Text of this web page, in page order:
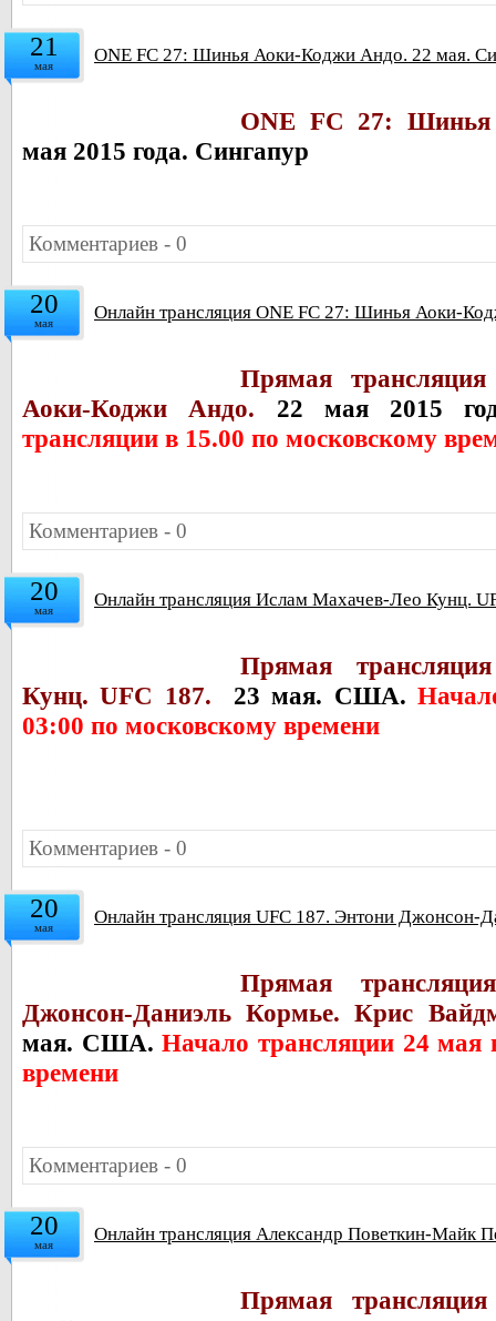
21
мая ONE FC 27: Шинья Аоки-Коджи Андо. 22 мая.
ONE FC 27:
мая 2015 года. Сингапур
Комментариев - 0
20
мая Онлайн трансляция ONE FC 27: Шинья Аоки-
Прямая
Аоки-Коджи Андо. 22 мая 2015
трансляции в 15.00 по московскому
Комментариев - 0
20
мая Онлайн трансляция Ислам Махачев-Лео Кунц.
Прямая
Кунц. UFC 187.
23 мая. США.
03:00 по московскому времени
Комментариев - 0
20
мая Онлайн трансляция UFC 187. Энтони
Прямая
Джонсон-Даниэль Кормье. Крис
мая. США.Начало трансляции 24 мая
времени
Комментариев - 0
20
мая Онлайн трансляция Александр Поветкин-Майк
Прямая